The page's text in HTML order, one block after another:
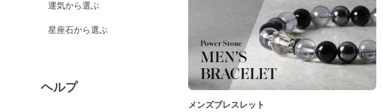
運気から選ぶ
星座石から選ぶ
ヘルプ
メンズブレスレット